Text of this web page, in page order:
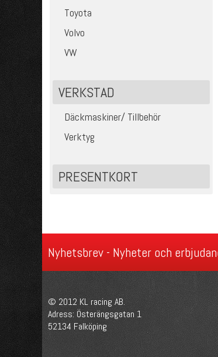
Toyota
Volvo
VW
VERKSTAD
Däckmaskiner/ Tillbehör
Verktyg
PRESENTKORT
Nyhetsbrev - Nyheter och
© 2012 KL racing AB.
Adress: Österängsgatan 1
52134 Falköping